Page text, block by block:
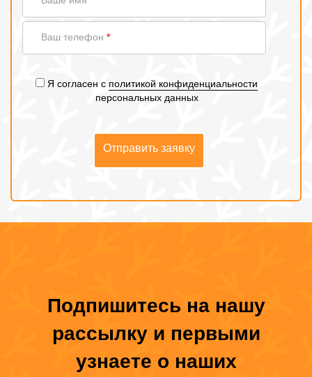
Ваш телефон *
Я согласен с политикой конфиденциальности
персональных данных
Отправить заявку
Подпишитесь на нашу
рассылку и первыми
узнаете о наших